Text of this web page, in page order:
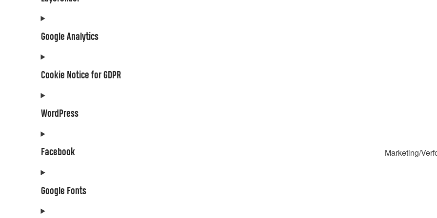
Google Analytics
Cookie Notice for GDPR
WordPress
Facebook Marketing/
Google Fonts